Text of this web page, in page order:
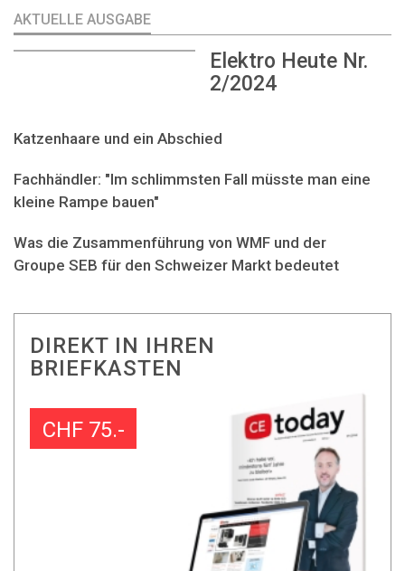
AKTUELLE AUSGABE
Elektro Heute Nr.
2/2024
Katzenhaare und ein Abschied
Fachhändler: "Im schlimmsten Fall müsste man eine
kleine Rampe bauen"
Was die Zusammenführung von WMF und der
Groupe SEB für den Schweizer Markt bedeutet
DIREKT IN IHREN
BRIEFKASTEN
CHF 75.-